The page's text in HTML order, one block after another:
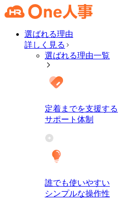
選ばれる理由
詳しく見る
選ばれる理由一覧
定着までを支援する
サポート体制
誰でも使いやすい
シンプルな操作性